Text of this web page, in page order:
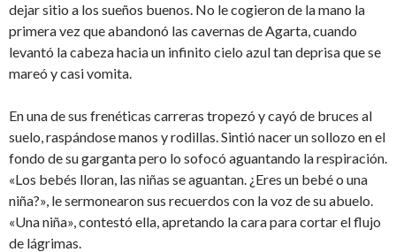
dejar sitio a los sueños buenos. No le cogieron de la mano la
primera vez que abandonó las cavernas de Agarta, cuando
levantó la cabeza hacia un infinito cielo azul tan deprisa que se
mareó y casi vomita.
En una de sus frenéticas carreras tropezó y cayó de bruces al
suelo, raspándose manos y rodillas. Sintió nacer un sollozo en el
fondo de su garganta pero lo sofocó aguantando la respiración.
«Los bebés lloran, las niñas se aguantan. ¿Eres un bebé o una
niña?», le sermonearon sus recuerdos con la voz de su abuelo.
«Una niña», contestó ella, apretando la cara para cortar el flujo
de lágrimas.